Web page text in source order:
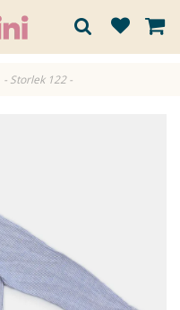
- Storlek 122 -